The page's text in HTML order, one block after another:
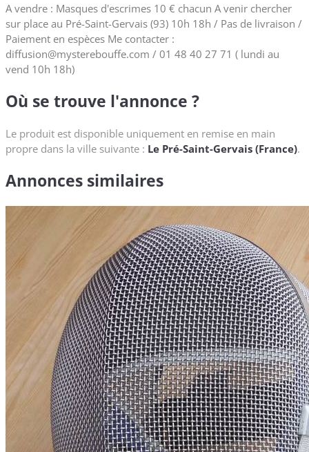
A vendre : Masques d'escrimes 10 € chacun A venir chercher
sur place au Pré-Saint-Gervais (93) 10h 18h / Pas de livraison /
Paiement en espèces Me contacter :
diffusion@mysterebouffe.com / 01 48 40 27 71 ( lundi au
vend 10h 18h)
Où se trouve l'annonce ?
Le produit est disponible uniquement en remise en main
propre dans la ville suivante : Le Pré-Saint-Gervais (France).
Annonces similaires